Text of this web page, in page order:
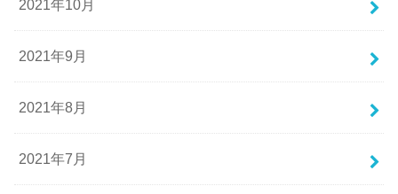
2021年10月
2021年9月
2021年8月
2021年7月